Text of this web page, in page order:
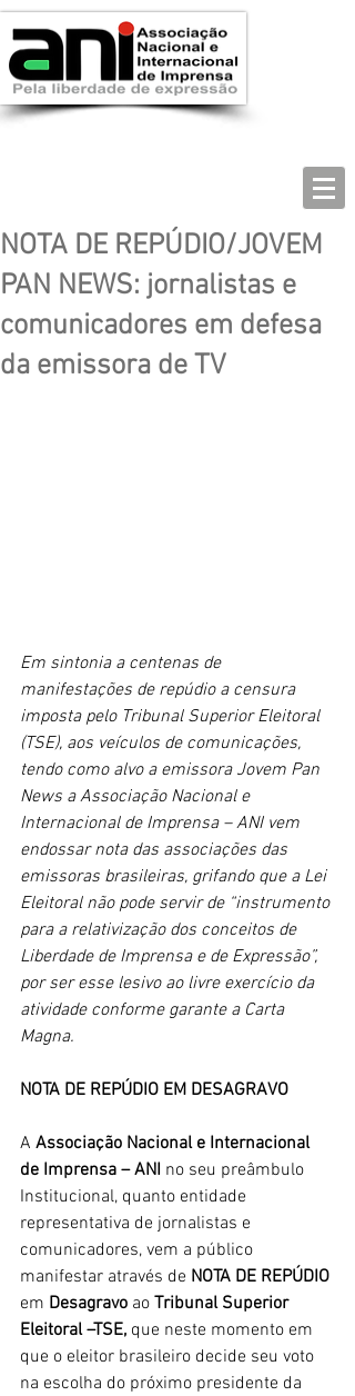
NOTA DE REPÚDIO/JOVEM
PAN NEWS: jornalistas e
comunicadores em defesa
da emissora de TV
Em sintonia a centenas de
manifestações de repúdio a censura
imposta pelo Tribunal Superior Eleitoral
(TSE), aos veículos de comunicações,
tendo como alvo a emissora Jovem Pan
News a Associação Nacional e
Internacional de Imprensa – ANI vem
endossar nota das associações das
emissoras brasileiras, grifando que a Lei
Eleitoral não pode servir de “instrumento
para a relativização dos conceitos de
Liberdade de Imprensa e de Expressão”,
por ser esse lesivo ao livre exercício da
atividade conforme garante a Carta
Magna.
NOTA DE REPÚDIO EM DESAGRAVO
A Associação Nacional e Internacional
de Imprensa – ANI no seu preâmbulo
Institucional, quanto entidade
representativa de jornalistas e
comunicadores, vem a público
manifestar através de NOTA DE REPÚDIO
em Desagravo ao Tribunal Superior
Eleitoral –TSE, que neste momento em
que o eleitor brasileiro decide seu voto
na escolha do próximo presidente da